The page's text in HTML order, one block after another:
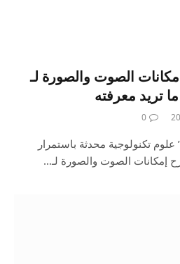
الصوت والصورة لـ
0
تكنولوجية محدثة باستمرار
إمكانات الصوت والصورة لـ…